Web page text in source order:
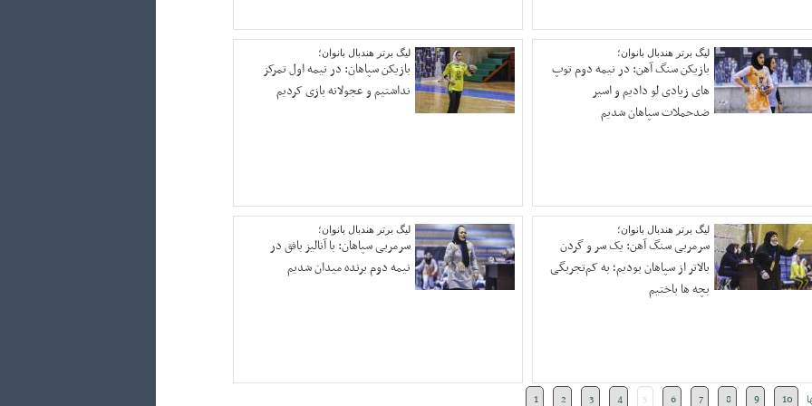
لیگ برتر هندبال بانوان؛
بازیکن سنگ آهن: در نیمه دوم توپ
های زیادی لو دادیم و اسیر
ضدحملات سپاهان شدیم
لیگ برتر هندبال بانوان؛
بازیکن سپاهان: در نیمه اول تمرکز
نداشتیم و عجولانه بازی کردیم
لیگ برتر هندبال بانوان؛
سرمربی سنگ آهن: یک سر و گردن
بالاتر از سپاهان بودیم؛ به کم‌تجربگی
بچه ها باختیم
لیگ برتر هندبال بانوان؛
سرمربی سپاهان: با آنالیز بافق در
نیمه دوم برنده میدان شدیم
1 2 3 4 5 6 7 8 9 10